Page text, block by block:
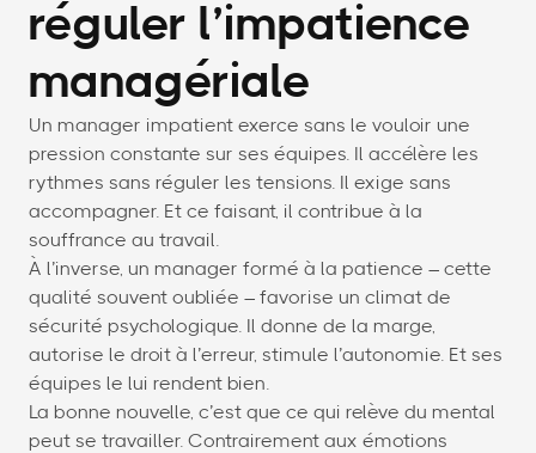
réguler l’impatience
managériale
Un manager impatient exerce sans le vouloir une
pression constante sur ses équipes. Il accélère les
rythmes sans réguler les tensions. Il exige sans
accompagner. Et ce faisant, il contribue à la
souffrance au travail.
À l’inverse, un manager formé à la patience – cette
qualité souvent oubliée – favorise un climat de
sécurité psychologique. Il donne de la marge,
autorise le droit à l’erreur, stimule l’autonomie. Et ses
équipes le lui rendent bien.
La bonne nouvelle, c’est que ce qui relève du mental
peut se travailler. Contrairement aux émotions